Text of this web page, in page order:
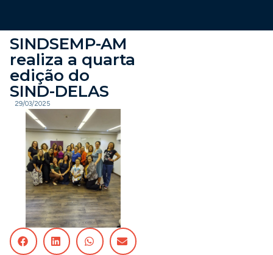
SINDSEMP-AM
realiza a quarta
edição do
SIND-DELAS
29/03/2025